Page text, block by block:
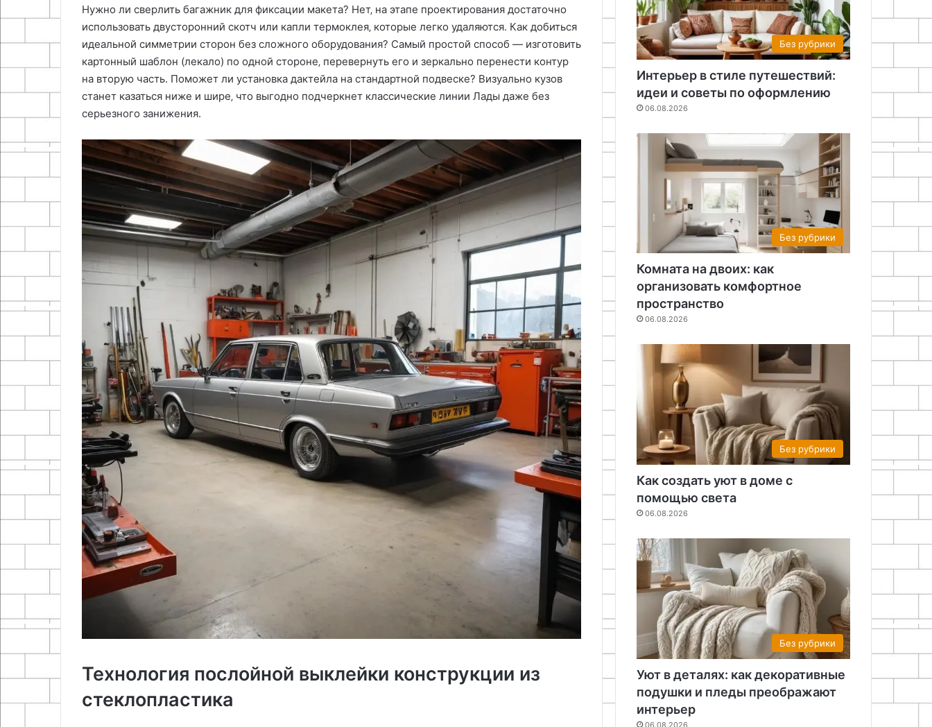
Нужно ли сверлить багажник для фиксации макета? Нет‚ на этапе проектирования достаточно
использовать двусторонний скотч или капли термоклея‚ которые легко удаляются. Как добиться
идеальной симметрии сторон без сложного оборудования? Самый простой способ — изготовить
картонный шаблон (лекало) по одной стороне‚ перевернуть его и зеркально перенести контур
на вторую часть. Поможет ли установка дактейла на стандартной подвеске? Визуально кузов
станет казаться ниже и шире‚ что выгодно подчеркнет классические линии Лады даже без
серьезного занижения.
Технология послойной выклейки конструкции из
стеклопластика
Без рубрики
Интерьер в стиле путешествий:
идеи и советы по оформлению
06.08.2026
Без рубрики
Комната на двоих: как
организовать комфортное
пространство
06.08.2026
Без рубрики
Как создать уют в доме с
помощью света
06.08.2026
Без рубрики
Уют в деталях: как декоративные
подушки и пледы преображают
интерьер
06.08.2026